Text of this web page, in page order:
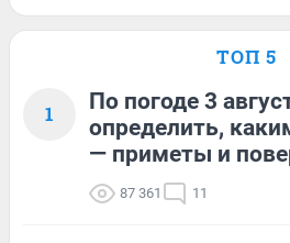
ТОП 5
1
По погоде 3
определить,
— приметы и
87 361 11